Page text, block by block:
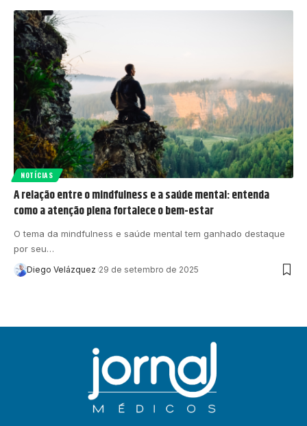
NOTÍCIAS
A relação entre o mindfulness e a saúde mental: entenda
como a atenção plena fortalece o bem-estar
O tema da mindfulness e saúde mental tem ganhado destaque
por seu…
Diego Velázquez 29 de setembro de 2025